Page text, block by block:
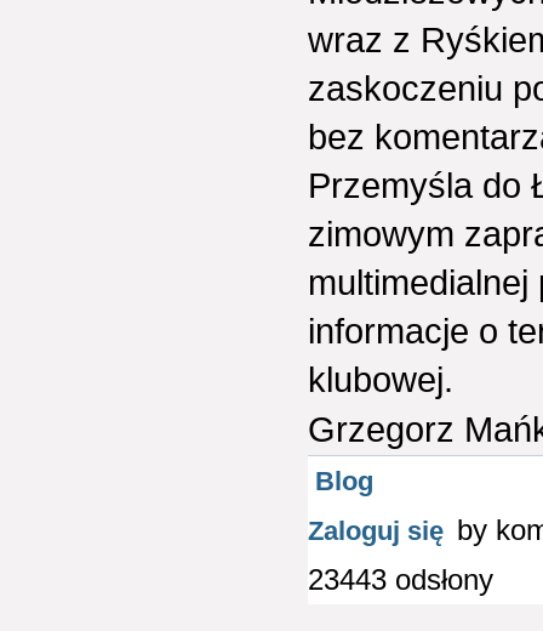
wraz z
zaskoczeniu
bez
Przemyśla do
zimowym
informacje o
klubowej.
Grzegorz
Blog
Zaloguj się by
23443 odsłony